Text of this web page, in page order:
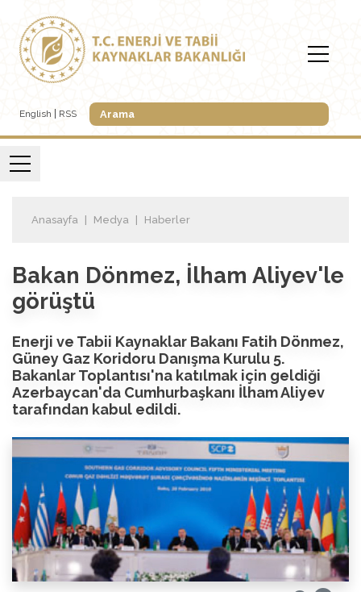
English RSS
Anasayfa Medya Haberler
Bakan Dönmez, İlham Aliyev'le
görüştü
Enerji ve Tabii Kaynaklar Bakanı Fatih Dönmez,
Güney Gaz Koridoru Danışma Kurulu 5.
Bakanlar Toplantısı'na katılmak için geldiği
Azerbaycan'da Cumhurbaşkanı İlham Aliyev
tarafından kabul edildi.